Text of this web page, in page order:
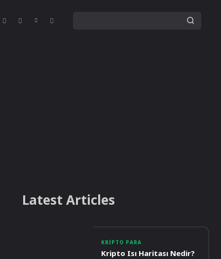
Latest Articles
KRIPTO PARA
Kripto Isı Haritası Nedir?